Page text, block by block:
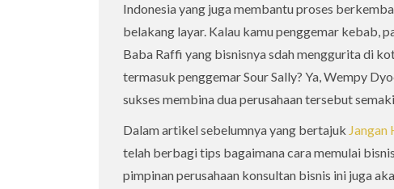
Indonesia yang juga membantu proses
belakang layar. Kalau kamu penggemar kebab,
Baba Raffi yang bisnisnya sdah menggurita di
termasuk penggemar Sour Sally? Ya, Wempy
sukses membina dua perusahaan tersebut
Dalam artikel sebelumnya yang bertajuk Jangan
telah berbagi tips bagaimana cara memulai
pimpinan perusahaan konsultan bisnis ini juga